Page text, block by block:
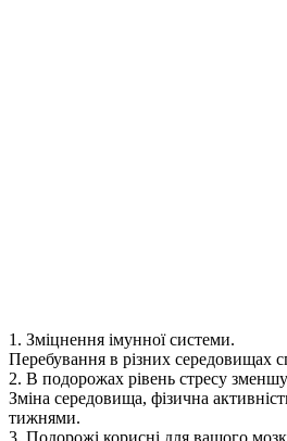
1. Зміцнення імунної системи.
Перебування в різних середовищах
2. В подорожах рівень стресу
Зміна середовища, фізична
тижнями.
3. Подорожі корисні для вашого